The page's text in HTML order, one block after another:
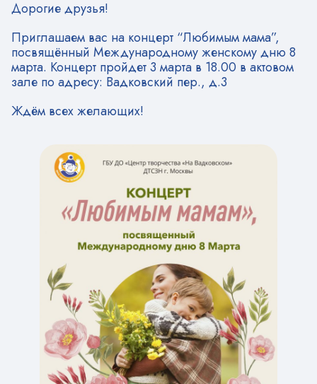
Дорогие друзья!
Приглашаем вас на концерт “Любимым мама”,
посвящённый Международному женскому дню 8
марта. Концерт пройдет 3 марта в 18.00 в актовом
зале по адресу: Вадковский пер., д.3
Ждём всех желающих!